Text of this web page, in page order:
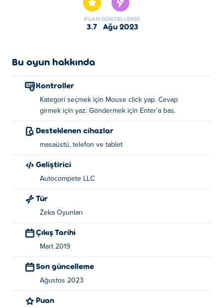
PUAN
3.7
GÜNCELLENDI
Ağu 2023
Bu oyun hakkında
Kontroller
Kategori seçmek için Mouse click yap. Cevap
girmek için yaz. Göndermek için Enter'a bas.
Desteklenen cihazlar
masaüstü, telefon ve tablet
Geliştirici
Autocompete LLC
Tür
Zeka Oyunları
Çıkış Tarihi
Mart 2019
Son güncelleme
Ağustos 2023
Puan